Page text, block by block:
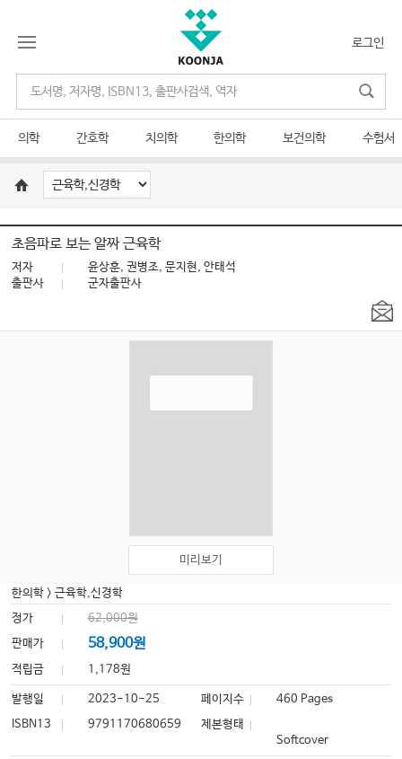
로그인
의학 간호학 치의학 한의학 보건의학 수험서
초음파로 보는 알짜 근육학
저자
윤상훈, 권병조, 문지현, 안태석
출판사
군자출판사
미리보기
한의학 >근육학,신경학
정가
62,000원
판매가
58,900원
적립금 1,178원
발행일 2023-10-25 페이지수
460 Pages
ISBN13
9791170680659
제본형태
Softcover